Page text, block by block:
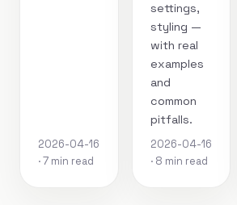
2026-04-16
· 7 min read
settings,
styling —
with real
examples
and
common
pitfalls.
2026-04-16
· 8 min read